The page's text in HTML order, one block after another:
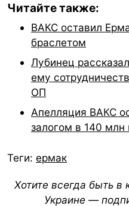
Читайте также:
ВАКС оставил
браслетом
Лубинец
ему
ОП
Апелляция ВАКС
залогом в 140 млн
Теги: ермак
Хотите всегда быть в
Украине —